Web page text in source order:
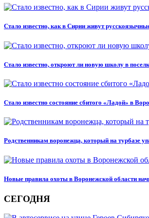
Стало известно, как в Сирии живут
Стало известно, откроют ли новую школу в
Стало известно состояние сбитого «Ладой» в
Родственникам воронежца, который на турбазе
Новые правила охоты в Воронежской области
СЕГОДНЯ